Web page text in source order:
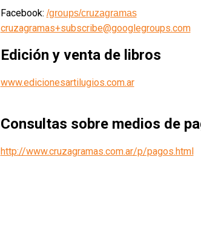
Facebook: /groups/cruzagramas
cruzagramas+subscribe@googlegroups.com
Edición y venta de libros
www.edicionesartilugios.com.ar
Consultas sobre medios de
http://www.cruzagramas.com.ar/p/pagos.html